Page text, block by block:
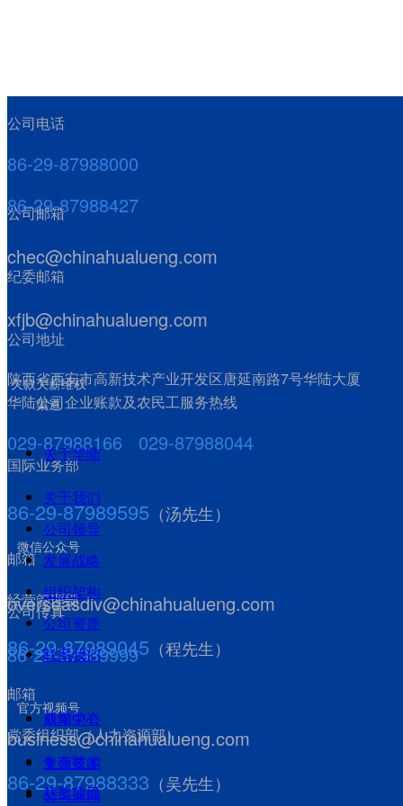
专有技术
发展历程
人才战略
福利待遇
员工培训
英才招聘
报道指南
员工心声
企业负责人
薪酬
组
产权转让增
生产经营指
标
重大突发事件
乡村振兴
其他社会公益
ꀅCN
CN
EN
人才队伍
낀
公司电话
86-29-87988000
86-29-87988427
公司邮箱
chec@chinahualueng.com
纪委邮箱
xfjb@chinahualueng.com
公司地址
陕西省西安市高新技术产业开发区唐延南路7号华陆大厦
华陆公司企业账款及农民工服务热线
029-87988166 029-87988044
国际业务部
86-29-87989595 （汤先生）
邮箱
overseasdiv@chinahualueng.com
经营管理部
86-29-87989045 （程先生）
邮箱
business@chinahualueng.com
党委组织部（人力资源部）
86-29-87988333 （吴先生）
公司传真
86-29-87989999
欠款欠薪维权
渠道
微信公众号
官方视频号
关于华陆
关于我们
公司领导
发展战略
组织架构
公司资质
联系我们
新闻中心
集团要闻
公司新闻
成果荣誉
专有技术
获奖项目